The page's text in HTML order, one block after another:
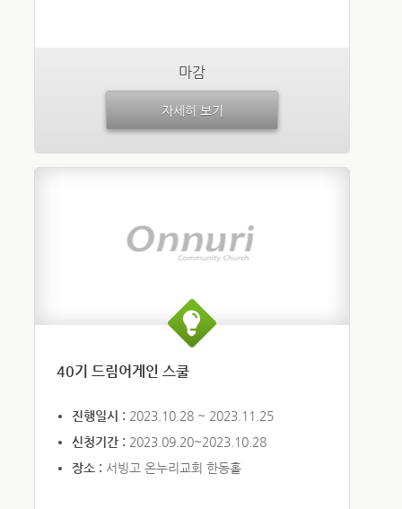
마감
자세히 보기
40기 드림어게인 스쿨
진행일시 : 2023.10.28 ~ 2023.11.25
신청기간 : 2023.09.20~2023.10.28
장소 : 서빙고 온누리교회 한동홀